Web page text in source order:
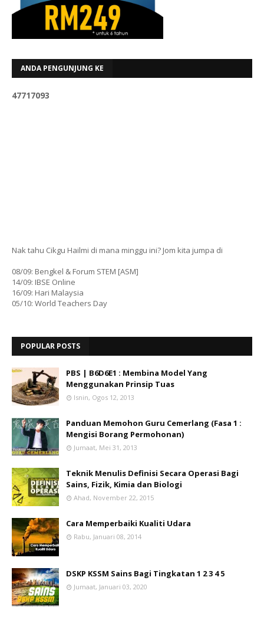
ANDA PENGUNJUNG KE
47717093
Nak tahu Cikgu Hailmi di mana minggu ini? Jom kita jumpa di
08/09: Bengkel & Forum STEM [ASM]
14/09: IBSE Online
16/09: Hari Malaysia
05/10: World Teachers Day
POPULAR POSTS
PBS | B6D6E1 : Membina Model Yang
Menggunakan Prinsip Tuas
Isnin, Ogos 12, 2013
Panduan Memohon Guru Cemerlang (Fasa 1 :
Mengisi Borang Permohonan)
Jumaat, Mei 31, 2013
Teknik Menulis Definisi Secara Operasi Bagi
Sains, Fizik, Kimia dan Biologi
Ahad, November 22, 2015
Cara Memperbaiki Kualiti Udara
Rabu, Januari 08, 2014
DSKP KSSM Sains Bagi Tingkatan 1 2 3 4 5
Jumaat, Januari 03, 2020